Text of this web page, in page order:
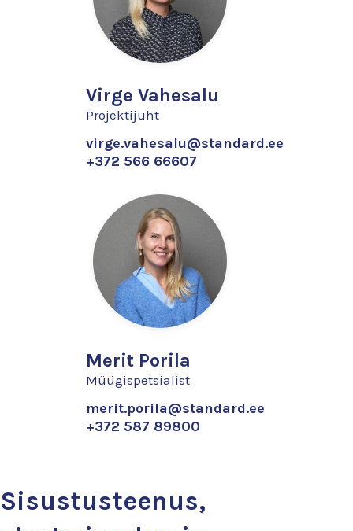
Virge Vahesalu
Projektijuht
virge.vahesalu@standard.ee
+372 566 66607
Merit Porila
Müügispetsialist
merit.porila@standard.ee
+372 587 89800
Sisustusteenus,